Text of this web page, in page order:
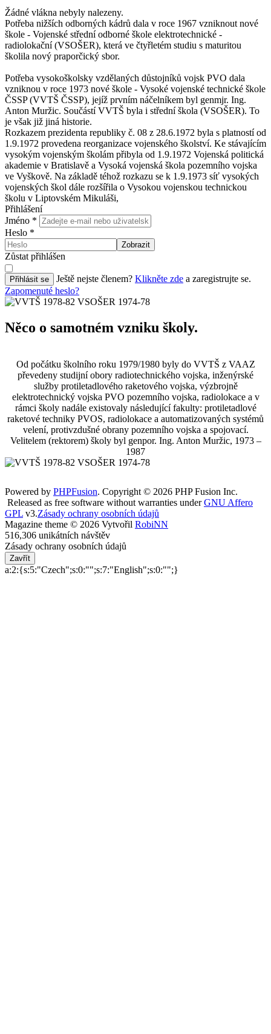
Žádné vlákna nebyly nalezeny.
Potřeba nižších odborných kádrů dala v roce 1967 vzniknout nové
škole - Vojenské střední odborné škole elektrotechnické -
radiolokační (VSOŠER), která ve čtyřletém studiu s maturitou
školila nový praporčický sbor.
Potřeba vysokoškolsky vzdělaných důstojníků vojsk PVO dala
vzniknou v roce 1973 nové škole - Vysoké vojenské technické škole
ČSSP (VVTŠ ČSSP), jejíž prvním náčelníkem byl genmjr. Ing.
Anton Muržic. Součástí VVTŠ byla i střední škola (VSOŠER). To
je však již jiná historie.
Rozkazem prezidenta republiky č. 08 z 28.6.1972 byla s platností od
1.9.1972 provedena reorganizace vojenského školství. Ke stávajícím
vysokým vojenským školám přibyla od 1.9.1972 Vojenská politická
akademie v Bratislavě a Vysoká vojenská škola pozemního vojska
ve Vyškově. Na základě téhož rozkazu se k 1.9.1973 síť vysokých
vojenských škol dále rozšířila o Vysokou vojenskou technickou
školu v Liptovském Mikuláši,
Přihlášení
Jméno *
Heslo *
Zobrazit
Zůstat přihlášen
Přihlásit se Ještě nejste členem? Klikněte zde a zaregistrujte se.
Zapomenuté heslo?
Něco o samotném vzniku školy.
Od počátku školního roku 1979/1980 byly do VVTŠ z VAAZ
převedeny studijní obory radiotechnického vojska, inženýrské
služby protiletadlového raketového vojska, výzbrojně
elektrotechnický vojska PVO pozemního vojska, radiolokace a v
rámci školy nadále existovaly následující fakulty: protiletadlové
raketové techniky PVOS, radiolokace a automatizovaných systémů
velení, protivzdušné obrany pozemního vojska a spojovací.
Velitelem (rektorem) školy byl genpor. Ing. Anton Muržic, 1973 –
1987
Powered by PHPFusion. Copyright © 2026 PHP Fusion Inc.
Released as free software without warranties underGNU Affero
GPL v3.Zásady ochrany osobních údajů
Magazine theme © 2026 Vytvořil RobiNN
516,306 unikátních návštěv
Zásady ochrany osobních údajů
Zavřít
a:2:{s:5:"Czech";s:0:"";s:7:"English";s:0:"";}